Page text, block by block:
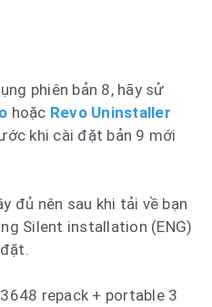
phiên bản 8, hãy sử
hoặc Revo Uninstaller
khi cài đặt bản 9 mới
đủ nên sau khi tải về bạn
Silent installation (ENG)